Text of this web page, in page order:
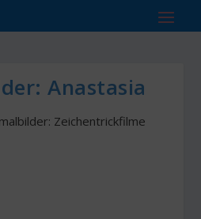
Anastasia
Zeichentrickfilme